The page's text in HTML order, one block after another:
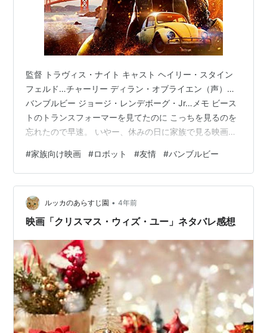
監督 トラヴィス・ナイト キャスト ヘイリー・スタイン
フェルド…チャーリー ディラン・オブライエン（声）…
バンブルビー ジョージ・レンデボーグ・Jr…メモ ビース
トのトランスフォーマーを見てたのに こっちを見るのを
忘れたので早速。 いやー、休みの日に家族で見る映画な
やすい。 少女とロボットの交流がほほえましい青春アク
ション。 ふふ、決してひねくれた感想ではなく 自分とこ
にビーが来たら 私だったらどんなふうに仲良く出来るか
なと。 可愛くって、新種のペットのような感覚になる。
そんな扱いされちゃあ困りもんでしょうがね。 ビーはこ
#家族向け映画 #ロボット #友情 #バンブルビー
ルッカのあらすじ園 • 4年前
映画「クリスマス・ウィズ・ユー」ネタバレ感想